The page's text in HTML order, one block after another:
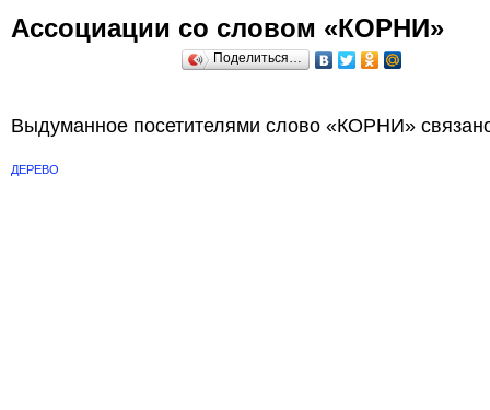
Ассоциации со словом «КОРНИ»
Поделиться…
Выдуманное посетителями слово «КОРНИ»
ДЕРЕВО